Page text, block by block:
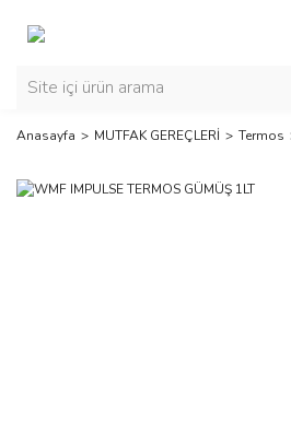
Anasayfa MUTFAK GEREÇLERİ Termos